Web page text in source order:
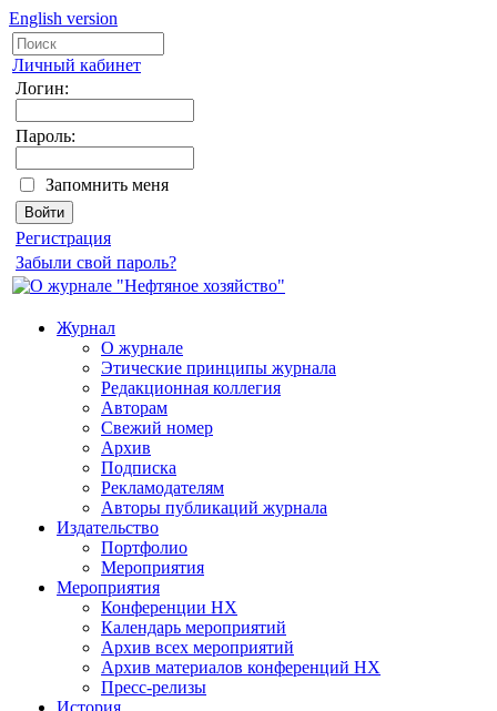
English version
Личный кабинет
Логин:
Пароль:
Запомнить меня
Регистрация
Забыли свой пароль?
Журнал
О журнале
Этические принципы журнала
Редакционная коллегия
Авторам
Свежий номер
Архив
Подписка
Рекламодателям
Авторы публикаций журнала
Издательство
Портфолио
Мероприятия
Мероприятия
Конференции НХ
Календарь мероприятий
Архив всех мероприятий
Архив материалов конференций НХ
Пресс-релизы
История